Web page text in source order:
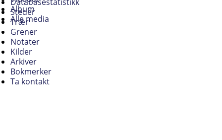
Album
Alle media
Steder
Trær
Grener
Notater
Kilder
Arkiver
Bokmerker
Ta kontakt